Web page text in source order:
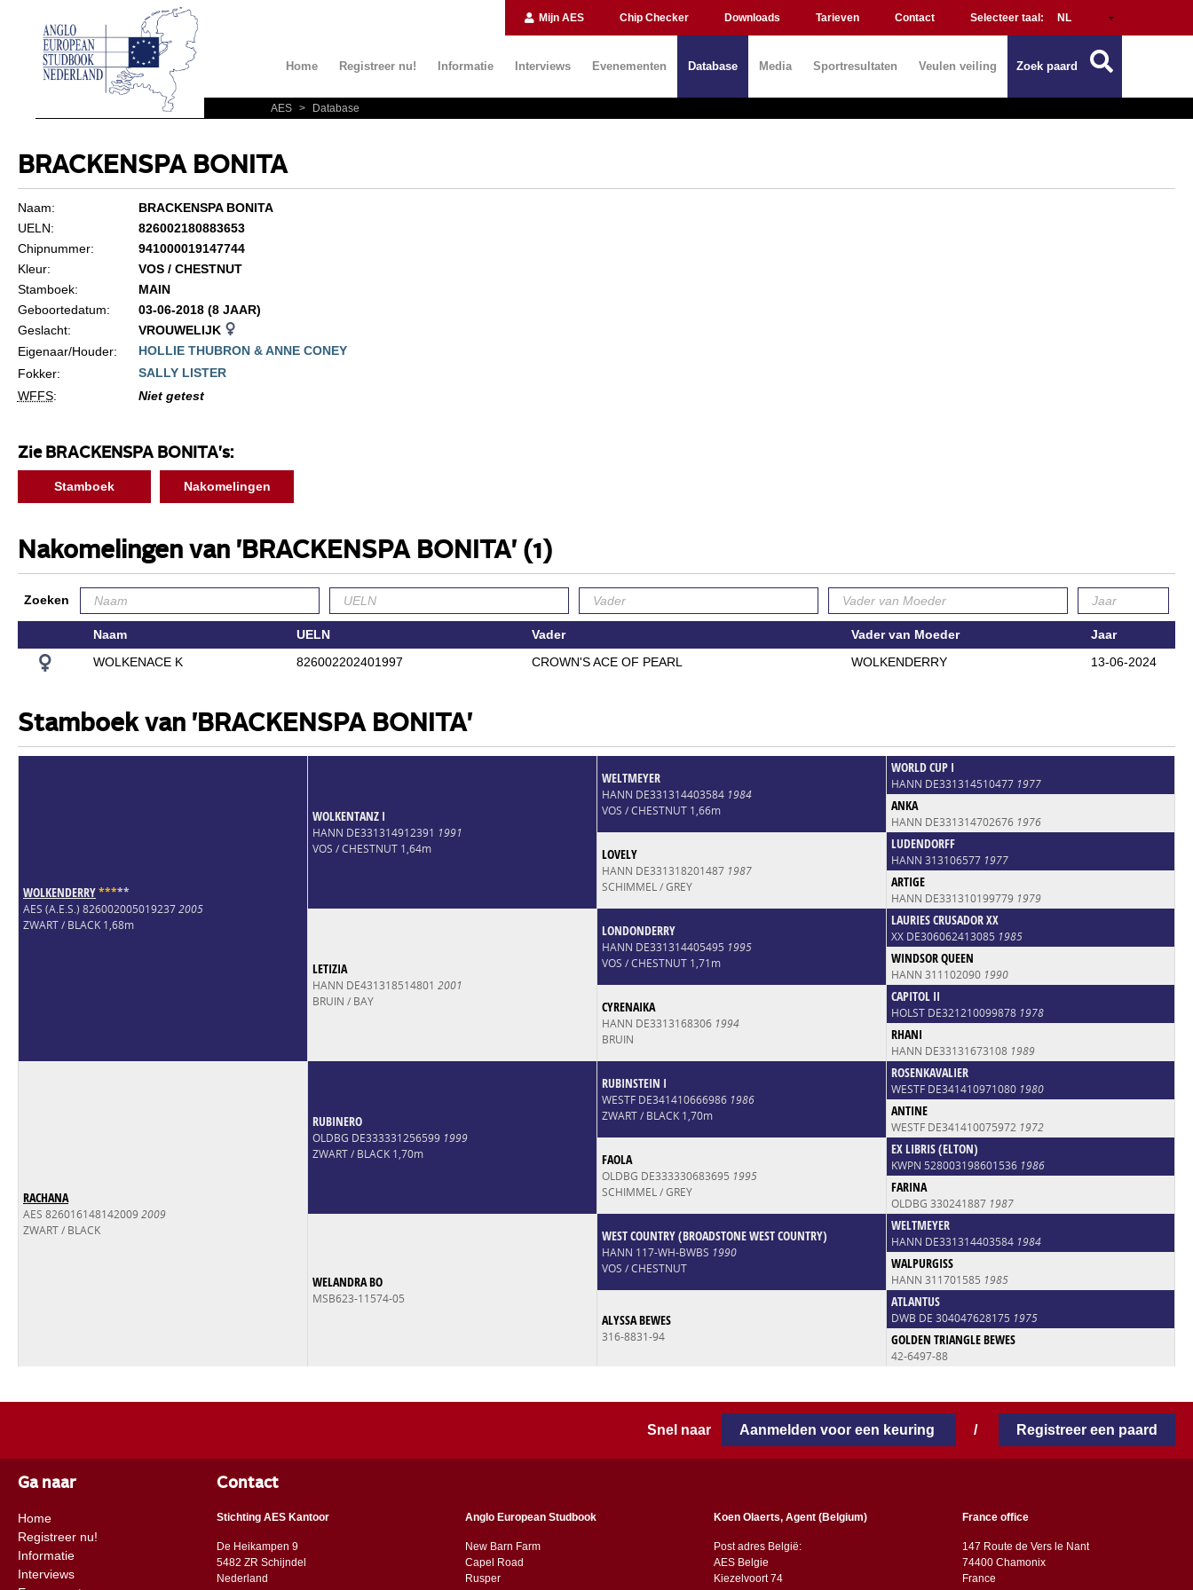
Mijn AES Chip Checker Downloads Tarieven Contact Selecteer taal:
Home Registreer nu! Informatie Interviews Evenementen Database Media Sportresultaten Veulen veiling Zoek paard
AES > Database
BRACKENSPA BONITA
Naam:
BRACKENSPA BONITA
UELN:
826002180883653
Chipnummer:
941000019147744
Kleur:
VOS / CHESTNUT
Stamboek:
MAIN
Geboortedatum:
03-06-2018 (8 JAAR)
Geslacht:
VROUWELIJK
Eigenaar/Houder:
HOLLIE THUBRON & ANNE CONEY
Fokker:
SALLY LISTER
WFFS: Niet getest
Zie BRACKENSPA BONITA's:
Stamboek Nakomelingen
Nakomelingen van 'BRACKENSPA BONITA' (1)
Zoeken
Naam UELN Vader Vader van Moeder
Jaar
WOLKENACE K
826002202401997 CROWN'S ACE OF PEARL WOLKENDERRY 13-06-2024
Stamboek van 'BRACKENSPA BONITA'
WOLKENDERRY*****
AES (A.E.S.) 8260020050192372005
ZWART / BLACK 1,68m
WOLKENTANZ I
HANN DE331314912391 1991
VOS / CHESTNUT 1,64m
WELTMEYER
HANN DE331314403584 1984
VOS / CHESTNUT 1,66m
WORLD CUP I
HANN DE331314510477 1977
ANKA
HANN DE331314702676 1976
LOVELY
HANN DE331318201487 1987
SCHIMMEL / GREY
LUDENDORFF
HANN 313106577 1977
ARTIGE
HANN DE331310199779 1979
LETIZIA
HANN DE431318514801 2001
BRUIN / BAY
LONDONDERRY
HANN DE331314405495 1995
VOS / CHESTNUT 1,71m
LAURIES CRUSADOR XX
XX DE306062413085 1985
WINDSOR QUEEN
HANN 311102090 1990
CYRENAIKA
HANN DE3313168306 1994
BRUIN
CAPITOL II
HOLST DE321210099878 1978
RHANI
HANN DE33131673108 1989
RACHANA
AES 8260161481420092009
ZWART / BLACK
RUBINERO
OLDBG DE333331256599 1999
ZWART / BLACK 1,70m
RUBINSTEIN I
WESTF DE341410666986 1986
ZWART / BLACK 1,70m
ROSENKAVALIER
WESTF DE341410971080 1980
ANTINE
WESTF DE341410075972 1972
FAOLA
OLDBG DE333330683695 1995
SCHIMMEL / GREY
EX LIBRIS (ELTON)
KWPN 528003198601536 1986
FARINA
OLDBG 330241887 1987
WELANDRA BO
MSB623-11574-05
WEST COUNTRY (BROADSTONE WEST COUNTRY)
HANN 117-WH-BWBS 1990
VOS / CHESTNUT
WELTMEYER
HANN DE331314403584 1984
WALPURGISS
HANN 311701585 1985
ALYSSA BEWES
316-8831-94
ATLANTUS
DWB DE 304047628175 1975
GOLDEN TRIANGLE BEWES
42-6497-88
Snel naar Aanmelden voor een keuring / Registreer een paard
Ga naar
Home
Registreer nu!
Informatie
Interviews
Contact
Stichting AES Kantoor
De Heikampen 9
5482 ZR Schijndel
​​Nederland
Anglo European Studbook
New Barn Farm
Capel Road
​​Rusper
Koen Olaerts, Agent (Belgium)
Post adres België:
AES Belgie
Kiezelvoort 74
France office
147 Route de Vers le Nant
74400 Chamonix
France